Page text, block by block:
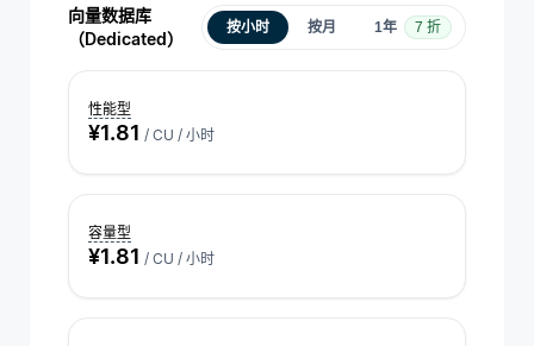
向量数据库
（Dedicated）
按小时 按月 1年 7 折
性能型
¥1.81 / CU / 小时
容量型
¥1.81 / CU / 小时